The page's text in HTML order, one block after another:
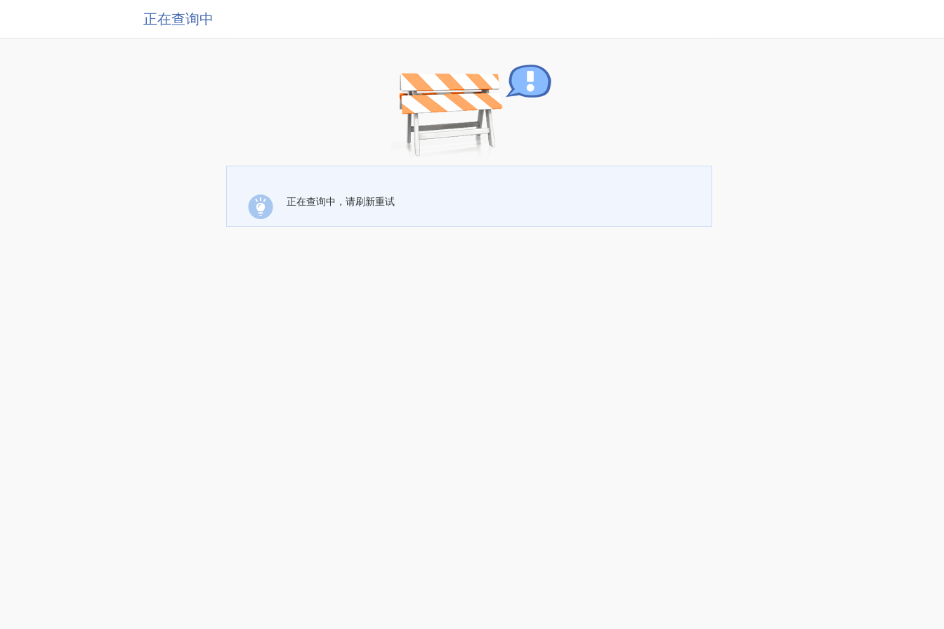
正在查询中
正在查询中，请刷新重试